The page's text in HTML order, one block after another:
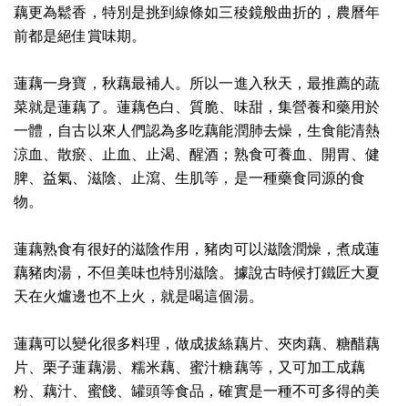
藕更為鬆香，特別是挑到線條如三稜鏡般曲折的，農曆年
前都是絕佳賞味期。
蓮藕一身寶，秋藕最補人。所以一進入秋天，最推薦的蔬
菜就是蓮藕了。蓮藕色白、質脆、味甜，集營養和藥用於
一體，自古以來人們認為多吃藕能潤肺去燥，生食能清熱
涼血、散瘀、止血、止渴、醒酒；熟食可養血、開胃、健
脾、益氣、滋陰、止瀉、生肌等，是一種藥食同源的食
物。
蓮藕熟食有很好的滋陰作用，豬肉可以滋陰潤燥，煮成蓮
藕豬肉湯，不但美味也特別滋陰。據說古時候打鐵匠大夏
天在火爐邊也不上火，就是喝這個湯。
蓮藕可以變化很多料理，做成拔絲藕片、夾肉藕、糖醋藕
片、栗子蓮藕湯、糯米藕、蜜汁糖藕等，又可加工成藕
粉、藕汁、蜜餞、罐頭等食品，確實是一種不可多得的美